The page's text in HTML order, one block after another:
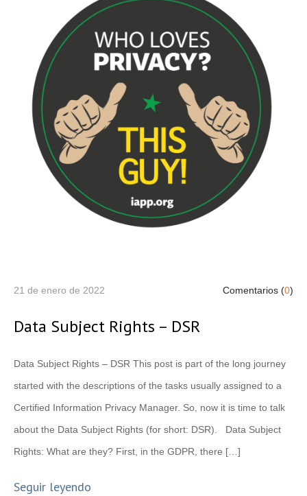
21 de enero de 2022 Comentarios (0)
Data Subject Rights – DSR
Data Subject Rights – DSR This post is part of the long journey
started with the descriptions of the tasks usually assigned to a
Certified Information Privacy Manager. So, now it is time to talk
about the Data Subject Rights (for short: DSR). Data Subject
Rights: What are they? First, in the GDPR, there […]
Seguir leyendo